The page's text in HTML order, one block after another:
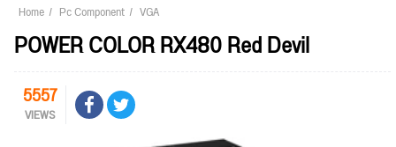
Home Pc Component VGA
POWER COLOR RX480 Red Devil
5557
VIEWS